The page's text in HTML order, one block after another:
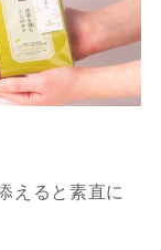
えると素直に